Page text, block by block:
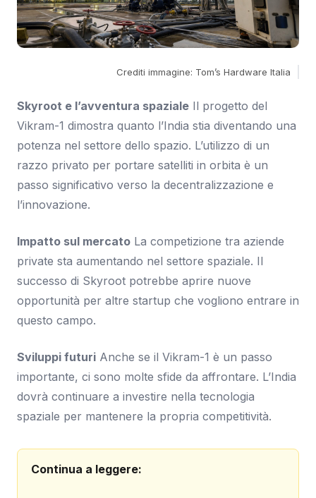
Crediti immagine: Tom’s Hardware Italia
Skyroot e l’avventura spaziale Il progetto del
Vikram-1 dimostra quanto l’India stia diventando una
potenza nel settore dello spazio. L’utilizzo di un
razzo privato per portare satelliti in orbita è un
passo significativo verso la decentralizzazione e
l’innovazione.
Impatto sul mercato La competizione tra aziende
private sta aumentando nel settore spaziale. Il
successo di Skyroot potrebbe aprire nuove
opportunità per altre startup che vogliono entrare in
questo campo.
Sviluppi futuri Anche se il Vikram-1 è un passo
importante, ci sono molte sfide da affrontare. L’India
dovrà continuare a investire nella tecnologia
spaziale per mantenere la propria competitività.
Continua a leggere: